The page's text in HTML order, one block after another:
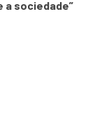
a sociedade”